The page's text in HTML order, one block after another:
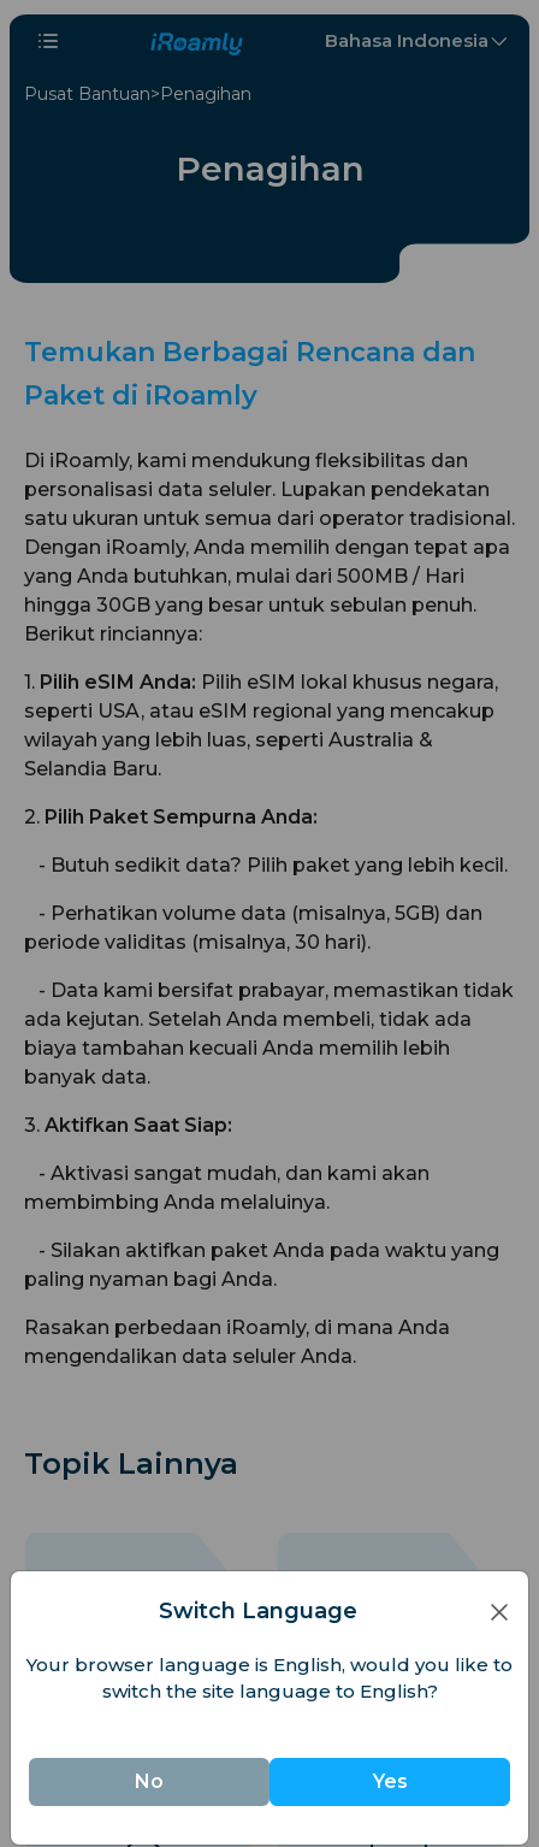
Bahasa Indonesia
Pusat Bantuan Penagihan
Penagihan
Temukan Berbagai Rencana dan
Paket di iRoamly
Di iRoamly, kami mendukung fleksibilitas dan
personalisasi data seluler. Lupakan pendekatan
satu ukuran untuk semua dari operator tradisional.
Dengan iRoamly, Anda memilih dengan tepat apa
yang Anda butuhkan, mulai dari 500MB / Hari
hingga 30GB yang besar untuk sebulan penuh.
Berikut rinciannya:
1. Pilih eSIM Anda: Pilih eSIM lokal khusus negara,
seperti USA, atau eSIM regional yang mencakup
wilayah yang lebih luas, seperti Australia &
Selandia Baru.
2. Pilih Paket Sempurna Anda:
- Butuh sedikit data? Pilih paket yang lebih kecil.
- Perhatikan volume data (misalnya, 5GB) dan
periode validitas (misalnya, 30 hari).
- Data kami bersifat prabayar, memastikan tidak
ada kejutan. Setelah Anda membeli, tidak ada
biaya tambahan kecuali Anda memilih lebih
banyak data.
3. Aktifkan Saat Siap:
- Aktivasi sangat mudah, dan kami akan
membimbing Anda melaluinya.
- Silakan aktifkan paket Anda pada waktu yang
paling nyaman bagi Anda.
Rasakan perbedaan iRoamly, di mana Anda
mengendalikan data seluler Anda.
Topik Lainnya
Mengatur dan Meng
Pemecahan Masalah
Switch Language
Your browser language is English, would you like to
switch the site language to English?
No Yes